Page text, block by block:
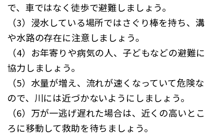
で、車ではなく徒歩で避難しましょう。
（3）浸水している場所ではさぐり棒を持ち、溝
や水路の存在に注意しましょう。
（4）お年寄りや病気の人、子どもなどの避難に
協力しましょう。
（5）水量が増え、流れが速くなっていて危険な
ので、川には近づかないようにしましょう。
（6）万が一逃げ遅れた場合は、近くの高いとこ
ろに移動して救助を待ちましょう。